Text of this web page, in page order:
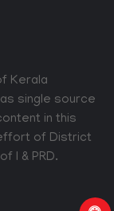
Kerala
single source
in this
of District
I & PRD.